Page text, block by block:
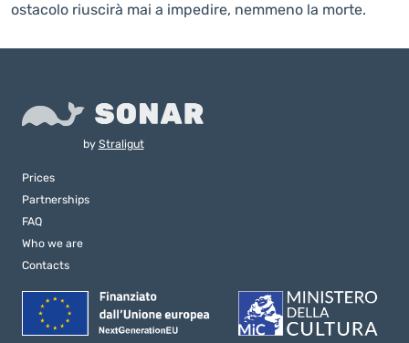
ostacolo riuscirà mai a impedire, nemmeno la morte.
by Straligut
Prices
Partnerships
FAQ
Who we are
Contacts